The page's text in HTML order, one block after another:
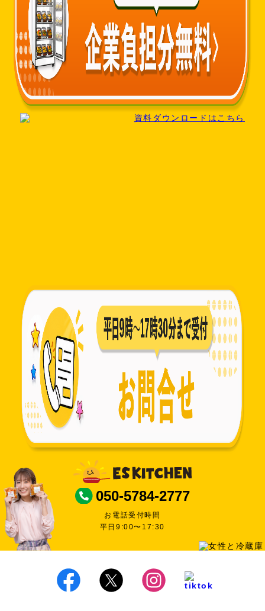
050-5784-2777
お電話受付時間
平日9:00〜17:30